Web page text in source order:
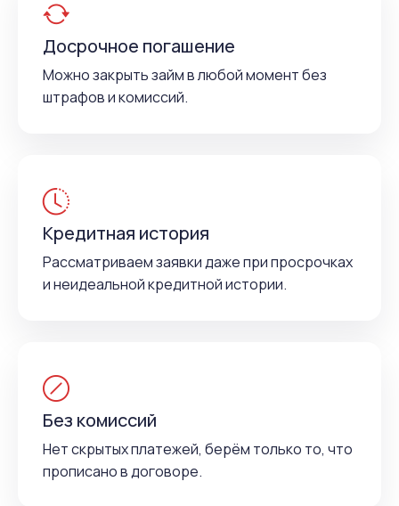
Досрочное погашение
Можно закрыть займ в любой момент без
штрафов и комиссий.
Кредитная история
Рассматриваем заявки даже при просрочках
и неидеальной кредитной истории.
Без комиссий
Нет скрытых платежей, берём только то, что
прописано в договоре.